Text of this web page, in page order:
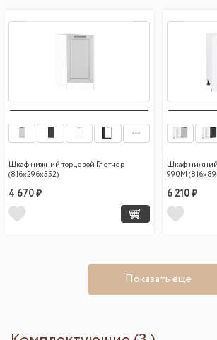
Шкаф нижний торцевой Глетчер
(816х296х552)
4 670 ₽
Шкаф нижний
990М
6 210 ₽
Показать еще